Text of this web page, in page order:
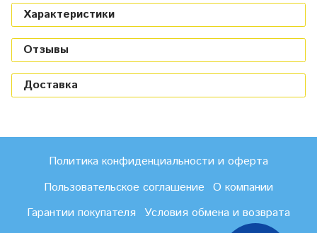
Характеристики
Отзывы
Доставка
Политика конфиденциальности и оферта
Пользовательское соглашение О компании
Гарантии покупателя Условия обмена и возврата